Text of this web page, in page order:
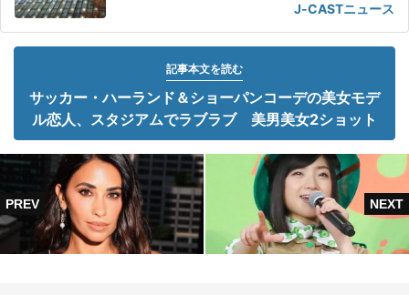
J-CASTニュース
記事本文を読む
サッカー・ハーランド＆ショーパンコーデの美女モデ
ル恋人、スタジアムでラブラブ 美男美女2ショット